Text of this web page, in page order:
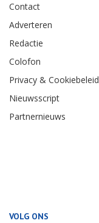
Contact
Adverteren
Redactie
Colofon
Privacy & Cookiebeleid
Nieuwsscript
Partnernieuws
VOLG ONS